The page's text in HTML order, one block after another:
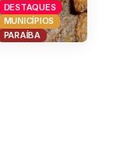
DESTAQUES
MUNICÍPIOS
PARAÍBA